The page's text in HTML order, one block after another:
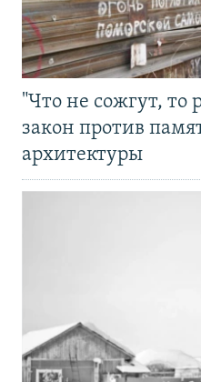
"Что не сожгут, то
закон против
архитектуры